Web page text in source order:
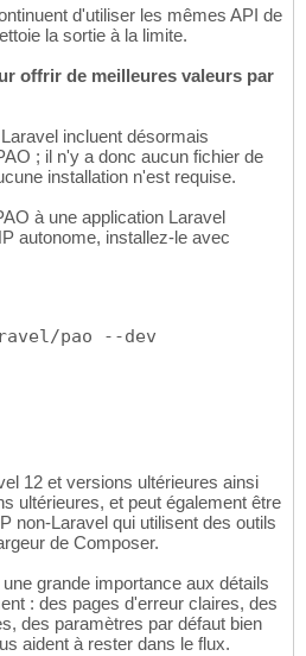
d'utiliser les mêmes API de
la sortie à la limite.
offrir de meilleures valeurs par
incluent désormais
; il n'y a donc aucun fichier de
installation n'est requise.
à une application Laravel
autonome, installez-le avec
pao --dev
12 et versions ultérieures ainsi
ultérieures, et peut également être
non-Laravel qui utilisent des outils
de Composer.
grande importance aux détails
: des pages d'erreur claires, des
des paramètres par défaut bien
aident à rester dans le flux.